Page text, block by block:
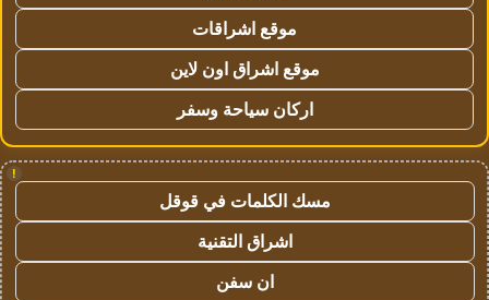
موقع اشراقات
موقع اشراق اون لاين
اركان سياحة وسفر
!
مسك الكلمات في قوقل
اشراق التقنية
ان سفن